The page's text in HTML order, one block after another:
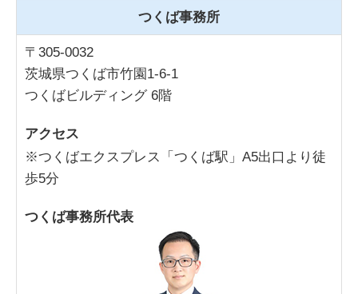
つくば事務所
〒305-0032
茨城県つくば市竹園1-6-1
つくばビルディング 6階
アクセス
※つくばエクスプレス「つくば駅」A5出口より徒
歩5分
つくば事務所代表